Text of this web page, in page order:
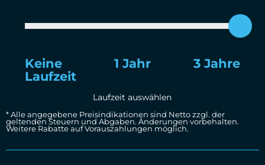
Keine
Laufzeit
1 Jahr 3 Jahre
Laufzeit auswählen
* Alle angegebene Preisindikationen sind Netto zzgl. der
geltenden Steuern und Abgaben. Änderungen vorbehalten.
Weitere Rabatte auf Vorauszahlungen möglich.